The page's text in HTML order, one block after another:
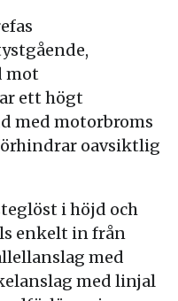
mot
ett högt
med motorbroms
oavsiktlig
i höjd och
enkelt in från
med
med linjal